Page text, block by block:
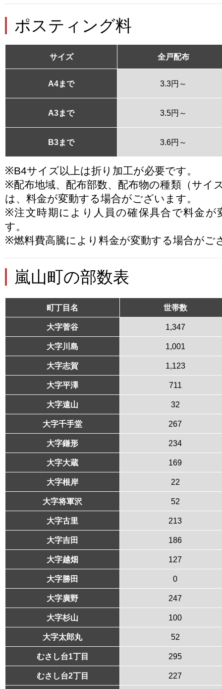
ポスティング料
サイズ 全戸配布
A4まで 3.3円～
A3まで 3.5円～
B3まで 3.6円～
※B4サイズ以上は折り加工が必要です。
※配布地域、配布部数、配布物の種類（サイ
は、料金が変動する場合がございます。
※注文時期により人員の確保具合で料金が
す。
※燃料費高騰により料金が変動する場合がご
嵐山町の部数表
町丁目名 世帯数
大字菅谷 1,347
大字川島 1,001
大字志賀 1,123
大字平澤 711
大字遠山 32
大字千手堂 267
大字鎌形 234
大字大蔵 169
大字根岸 22
大字将軍沢 52
大字古里 213
大字吉田 186
大字越畑 127
大字勝田 0
大字廣野 247
大字杉山 100
大字太郎丸 52
むさし台1丁目 295
むさし台2丁目 227